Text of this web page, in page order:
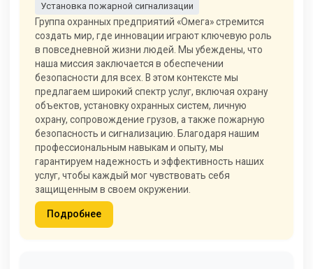
Установка пожарной сигнализации
Группа охранных предприятий «Омега» стремится
создать мир, где инновации играют ключевую роль
в повседневной жизни людей. Мы убеждены, что
наша миссия заключается в обеспечении
безопасности для всех. В этом контексте мы
предлагаем широкий спектр услуг, включая охрану
объектов, установку охранных систем, личную
охрану, сопровождение грузов, а также пожарную
безопасность и сигнализацию. Благодаря нашим
профессиональным навыкам и опыту, мы
гарантируем надежность и эффективность наших
услуг, чтобы каждый мог чувствовать себя
защищенным в своем окружении.
Подробнее